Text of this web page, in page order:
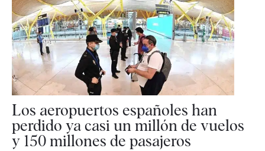
Los aeropuertos españoles han
perdido ya casi un millón de vuelos
y 150 millones de pasajeros